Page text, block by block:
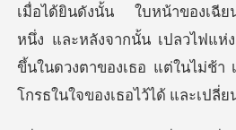
ากนั้น เปลวไฟแห่
ขึ้นในดวงตาของเธอ แต่ในไม่ช้า เ